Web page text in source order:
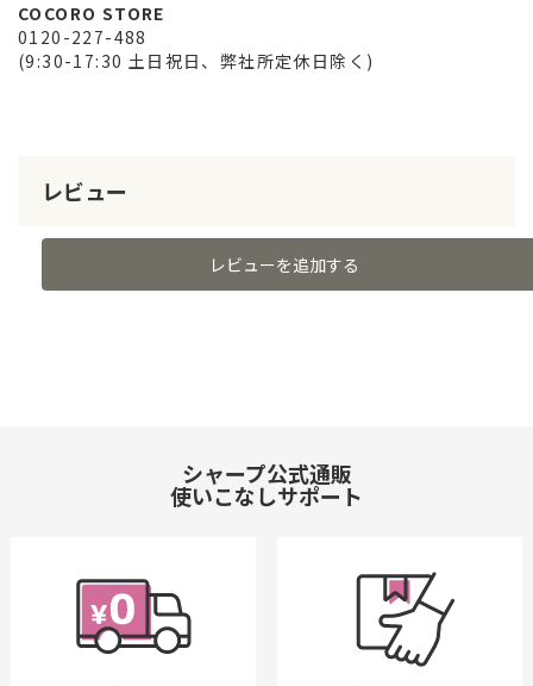
COCORO STORE
0120-227-488
(9:30-17:30 土日祝日、弊社所定休日除く)
レビュー
レビューを追加する
シャープ公式通販
使いこなしサポート